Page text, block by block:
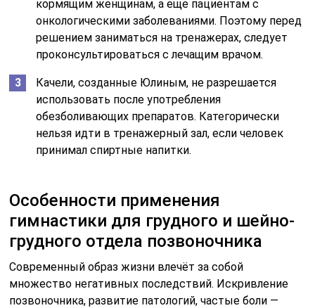
кормящим женщинам, а еще пациентам с
онкологическими заболеваниями. Поэтому перед
решением заниматься на тренажерах, следует
проконсультироваться с лечащим врачом.
Качели, созданные Юлиным, не разрешается
использовать после употребления
обезболивающих препаратов. Категорически
нельзя идти в тренажерный зал, если человек
принимал спиртные напитки.
Особенности применения
гимнастики для грудного и шейно-
грудного отдела позвоночника
Современный образ жизни влечёт за собой
множество негативных последствий. Искривление
позвоночника, развитие патологий, частые боли —